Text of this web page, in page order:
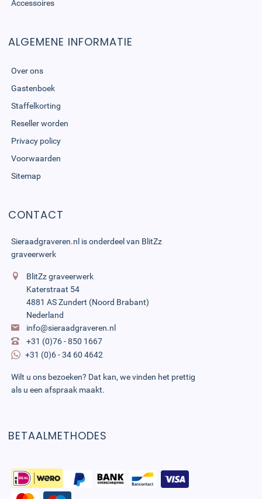
Accessoires
ALGEMENE INFORMATIE
Over ons
Gastenboek
Staffelkorting
Reseller worden
Privacy policy
Voorwaarden
Sitemap
CONTACT
Sieraadgraveren.nl is onderdeel van BlitZz
graveerwerk
BlitZz graveerwerk
Katerstraat 54
4881 AS Zundert (Noord Brabant)
Nederland
info@sieraadgraveren.nl
+31 (0)76 - 850 1667
+31 (0)6 - 34 60 4642
Wilt u ons bezoeken? Dat kan, we vinden het prettig
als u een afspraak maakt.
BETAALMETHODES